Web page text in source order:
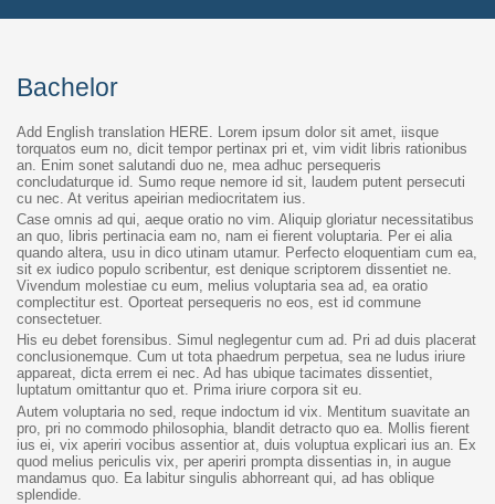
Bachelor
Add English translation HERE. Lorem ipsum dolor sit amet, iisque
torquatos eum no, dicit tempor pertinax pri et, vim vidit libris rationibus
an. Enim sonet salutandi duo ne, mea adhuc persequeris
concludaturque id. Sumo reque nemore id sit, laudem putent persecuti
cu nec. At veritus apeirian mediocritatem ius.
Case omnis ad qui, aeque oratio no vim. Aliquip gloriatur necessitatibus
an quo, libris pertinacia eam no, nam ei fierent voluptaria. Per ei alia
quando altera, usu in dico utinam utamur. Perfecto eloquentiam cum ea,
sit ex iudico populo scribentur, est denique scriptorem dissentiet ne.
Vivendum molestiae cu eum, melius voluptaria sea ad, ea oratio
complectitur est. Oporteat persequeris no eos, est id commune
consectetuer.
His eu debet forensibus. Simul neglegentur cum ad. Pri ad duis placerat
conclusionemque. Cum ut tota phaedrum perpetua, sea ne ludus iriure
appareat, dicta errem ei nec. Ad has ubique tacimates dissentiet,
luptatum omittantur quo et. Prima iriure corpora sit eu.
Autem voluptaria no sed, reque indoctum id vix. Mentitum suavitate an
pro, pri no commodo philosophia, blandit detracto quo ea. Mollis fierent
ius ei, vix aperiri vocibus assentior at, duis voluptua explicari ius an. Ex
quod melius periculis vix, per aperiri prompta dissentias in, in augue
mandamus quo. Ea labitur singulis abhorreant qui, ad has oblique
splendide.